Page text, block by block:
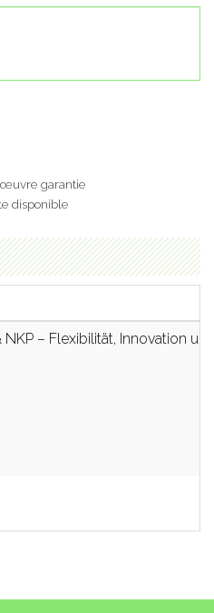
œuvre garantie
disponible
NKP – Flexibilität, Innovation